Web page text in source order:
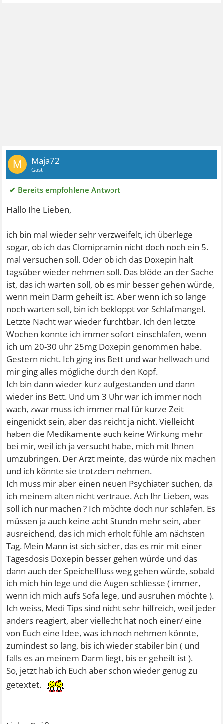
M Maja72
Gast
✔ Bereits empfohlene Antwort
Hallo Ihe Lieben,
ich bin mal wieder sehr verzweifelt, ich überlege
sogar, ob ich das Clomipramin nicht doch noch ein 5.
mal versuchen soll. Oder ob ich das Doxepin halt
tagsüber wieder nehmen soll. Das blöde an der Sache
ist, das ich warten soll, ob es mir besser gehen würde,
wenn mein Darm geheilt ist. Aber wenn ich so lange
noch warten soll, bin ich bekloppt vor Schlafmangel.
Letzte Nacht war wieder furchtbar. Ich den letzte
Wochen konnte ich immer sofort einschlafen, wenn
ich um 20-30 uhr 25mg Doxepin genommen habe.
Gestern nicht. Ich ging ins Bett und war hellwach und
mir ging alles mögliche durch den Kopf.
Ich bin dann wieder kurz aufgestanden und dann
wieder ins Bett. Und um 3 Uhr war ich immer noch
wach, zwar muss ich immer mal für kurze Zeit
eingenickt sein, aber das reicht ja nicht. Vielleicht
haben die Medikamente auch keine Wirkung mehr
bei mir, weil ich ja versucht habe, mich mit Ihnen
umzubringen. Der Arzt meinte, das würde nix machen
und ich könnte sie trotzdem nehmen.
Ich muss mir aber einen neuen Psychiater suchen, da
ich meinem alten nicht vertraue. Ach Ihr Lieben, was
soll ich nur machen ? Ich möchte doch nur schlafen. Es
müssen ja auch keine acht Stundn mehr sein, aber
ausreichend, das ich mich erholt fühle am nächsten
Tag. Mein Mann ist sich sicher, das es mir mit einer
Tagesdosis Doxepin besser gehen würde und das
dann auch der Speichelfluss weg gehen würde, sobald
ich mich hin lege und die Augen schliesse ( immer,
wenn ich mich aufs Sofa lege, und ausruhen möchte ).
Ich weiss, Medi Tips sind nicht sehr hilfreich, weil jeder
anders reagiert, aber viellecht hat noch einer/ eine
von Euch eine Idee, was ich noch nehmen könnte,
zumindest so lang, bis ich wieder stabiler bin ( und
falls es an meinem Darm liegt, bis er geheilt ist ).
So, jetzt hab ich Euch aber schon wieder genug zu
getextet.